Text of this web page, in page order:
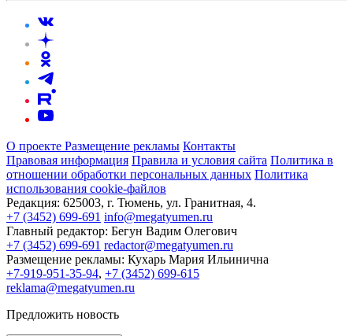
О проекте Размещение рекламы Контакты
Правовая информация Правила и условия сайта Политика в
отношении обработки персональных данных Политика
использования cookie-файлов
Редакция: 625003, г. Тюмень, ул. Гранитная, 4.
+7 (3452) 699-691 info@megatyumen.ru
Главный редактор: Бегун Вадим Олегович
+7 (3452) 699-691 redactor@megatyumen.ru
Размещение рекламы: Кухарь Мария Ильинична
+7-919-951-35-94, +7 (3452) 699-615
reklama@megatyumen.ru
Предложить новость